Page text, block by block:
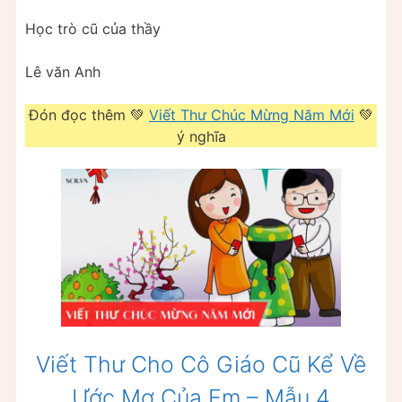
Học trò cũ của thầy
Lê văn Anh
Đón đọc thêm 💚 Viết Thư Chúc Mừng Năm Mới 💚
ý nghĩa
Viết Thư Cho Cô Giáo Cũ Kể Về